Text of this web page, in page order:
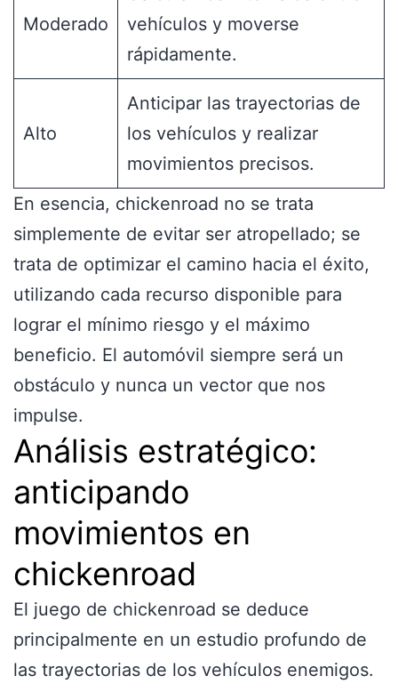
Moderado
vehículos y moverse
rápidamente.
Alto
Anticipar las trayectorias de
los vehículos y realizar
movimientos precisos.
En esencia, chickenroad no se trata
simplemente de evitar ser atropellado; se
trata de optimizar el camino hacia el éxito,
utilizando cada recurso disponible para
lograr el mínimo riesgo y el máximo
beneficio. El automóvil siempre será un
obstáculo y nunca un vector que nos
impulse.
Análisis estratégico:
anticipando
movimientos en
chickenroad
El juego de chickenroad se deduce
principalmente en un estudio profundo de
las trayectorias de los vehículos enemigos.